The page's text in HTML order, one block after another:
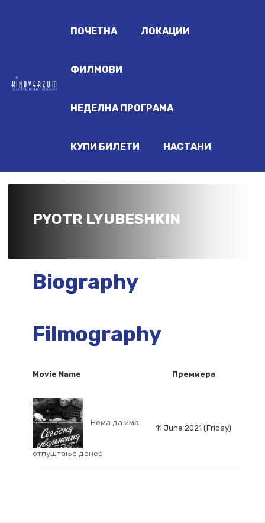
ПОЧЕТНА ЛОКАЦИИ
ФИЛМОВИ
НЕДЕЛНА ПРОГРАМА
КУПИ БИЛЕТИ НАСТАНИ
PYOTR LYUBESHKIN
Biography
Filmography
Movie Name Премиера
Нема да има
отпуштање денес
11 June 2021 (Friday)